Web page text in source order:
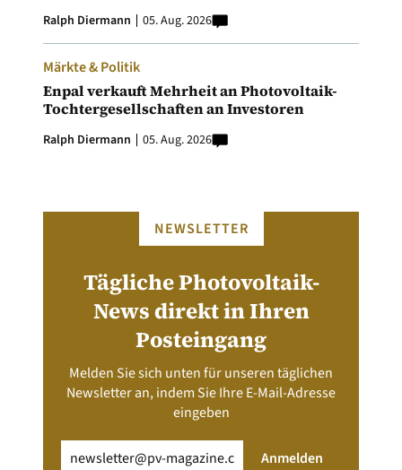
Ralph Diermann 05. Aug. 2026
Märkte & Politik
Enpal verkauft Mehrheit an Photovoltaik-
Tochtergesellschaften an Investoren
Ralph Diermann 05. Aug. 2026
NEWSLETTER
Tägliche Photovoltaik-
News direkt in Ihren
Posteingang
Melden Sie sich unten für unseren täglichen
Newsletter an, indem Sie Ihre E-Mail-Adresse
eingeben
(erforderlich) Anmelden